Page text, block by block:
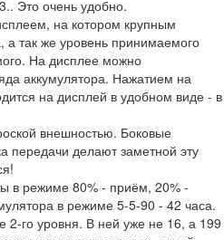
Это очень удобно.
на котором крупным
так же уровень принимаемого
На дисплее можно
аккумулятора. Нажатием на
на дисплей в удобном виде - в
внешностью. Боковые
передачи делают заметной эту
в режиме 80% - приём, 20% -
в режиме 5-5-90 - 42 часа.
2-го уровня. В ней уже не 16, а 199